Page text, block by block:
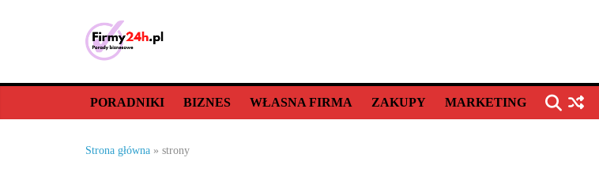
Porady
biznesowe,
dla
PORADNIKI BIZNES WŁASNA FIRMA ZAKUPY MARKETING
Strona główna » strony